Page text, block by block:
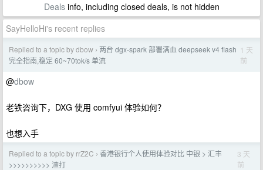
Dealsinfo, including closed deals, is not hidden
SayHelloHi's recent replies
Replied to a topic by dbow › 两台 dgx-spark 部署满血 deepseek v4 flash
完全指南,稳定 60~70tok/s 单流
1 天
前
@dbow
老铁咨询下，DXG 使用 comfyui 体验如何？
也想入手
Replied to a topic by rrZ2C › 香港银行个人使用体验对比 中银 > 汇丰
>>>>>>>>>> 渣打
3 天
前